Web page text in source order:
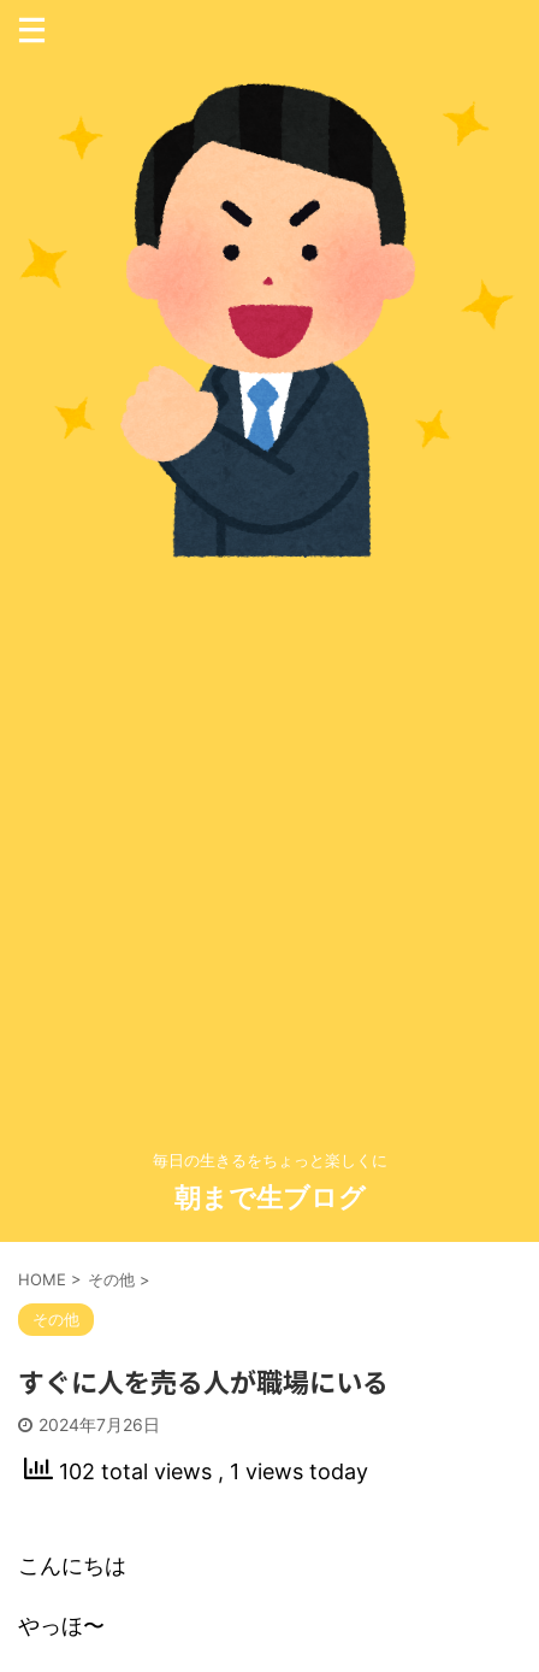
毎日の生きるをちょっと楽しくに
朝まで生ブログ
HOME > その他 >
その他
すぐに人を売る人が職場にいる
2024年7月26日
102 total views , 1 views today
こんにちは
やっほ〜